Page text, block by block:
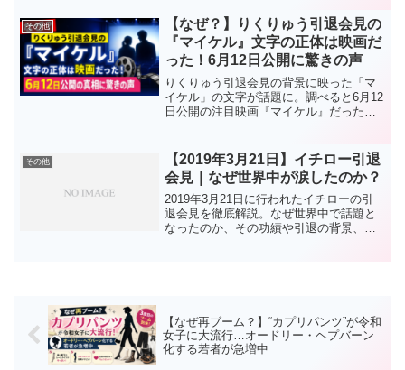
その他
【なぜ？】りくりゅう引退会見の
『マイケル』文字の正体は映画だ
った！6月12日公開に驚きの声
りくりゅう引退会見の背景に映った「マ
イケル」の文字が話題に。調べると6月12
日公開の注目映画『マイケル』だった？
説。
その他
【2019年3月21日】イチロー引退
会見｜なぜ世界中が涙したのか？
2019年3月21日に行われたイチローの引
退会見を徹底解説。なぜ世界中で話題と
なったのか、その功績や引退の背景、フ
【なぜ再ブーム？】“カプリパンツ”が令和
女子に大流行…オードリー・ヘプバーン
化する若者が急増中